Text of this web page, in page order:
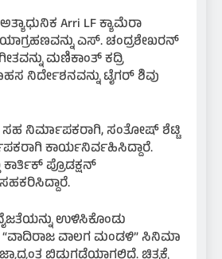
Arri LF ಕ್ಯಾಮೆರಾ
ಎಸ್. ಚಂದ್ರಶೇಖರನ್
ಮಣಿಕಾಂತ್ ಕದ್ರಿ
ನಿರ್ದೇಶನವನ್ನು ಟೈಗರ್ ಶಿವು
ಸಹ ನಿರ್ಮಾಪಕರಾಗಿ, ಸಂತೋಷ್ ಶೆಟ್ಟಿ
ಕಾರ್ಯನಿರ್ವಹಿಸಿದ್ದಾರೆ.
ಕಾರ್ತಿಕ್ ಪ್ರೊಡಕ್ಷನ್
ಉಳಿಸಿಕೊಂಡು
ವಾಲಗ ಮಂಡಳಿ” ಸಿನಿಮಾ